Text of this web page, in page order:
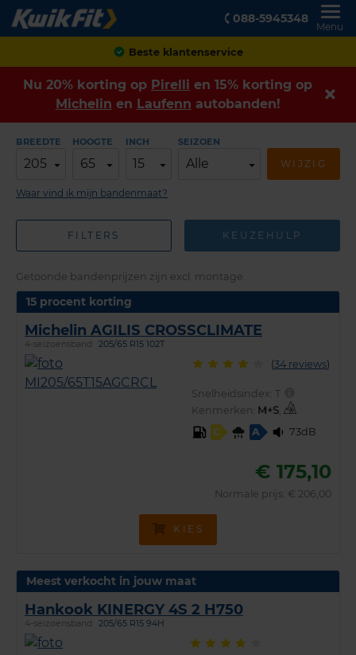
088-5945348
Menu
Beste klantenservice
Nu 20% korting op Pirelli en 15% korting op
Michelin en Laufenn autobanden!
BREEDTE
205
HOOGTE
65
INCH
15
SEIZOEN
Alle WIJZIG
Waar vind ik mijn bandenmaat?
FILTERS KEUZEHULP
Getoonde bandenprijzen zijn excl. montage.
15 procent korting
Michelin AGILIS CROSSCLIMATE
4-seizoensband 205/65 R15 102T
(34 reviews)
Snelheidsindex: T
Kenmerken:
,
C
A 73dB
€ 175,10
Normale prijs: € 206,00
KIES
Meest verkocht in jouw maat
Hankook KINERGY 4S 2 H750
4-seizoensband 205/65 R15 94H